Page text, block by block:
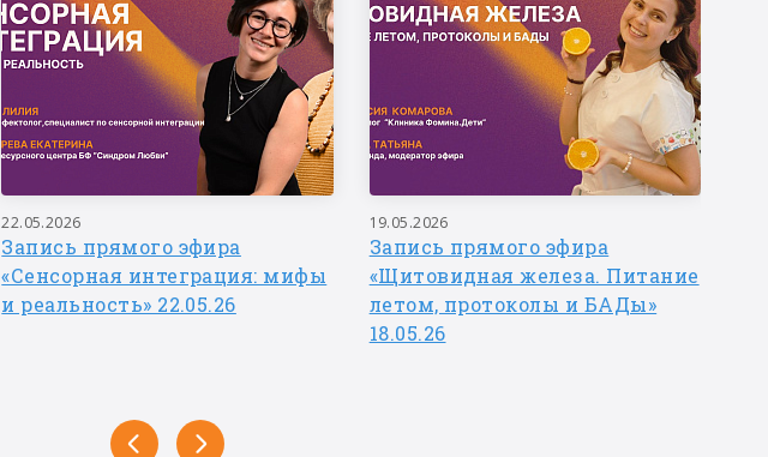
22.05.2026
Запись прямого эфира
«Сенсорная интеграция: мифы
и реальность» 22.05.26
19.05.2026
Запись прямого эфира
«Щитовидная железа. Питание
летом, протоколы и БАДы»
18.05.26